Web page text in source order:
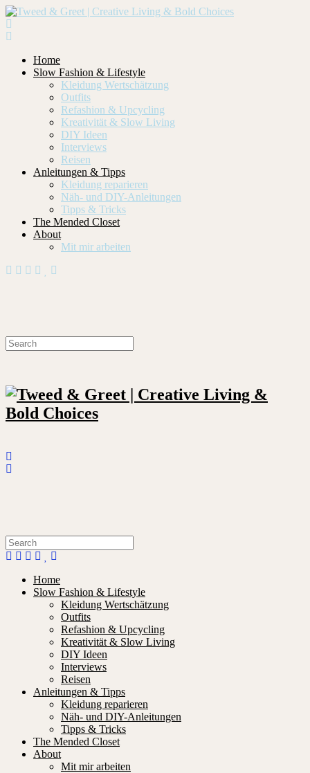
Home
Slow Fashion & Lifestyle
Kleidung Wertschätzung
Outfits
Refashion & Upcycling
Kreativität & Slow Living
DIY Ideen
Interviews
Reisen
Anleitungen & Tipps
Kleidung reparieren
Näh- und DIY-Anleitungen
Tipps & Tricks
The Mended Closet
About
Mit mir arbeiten
Home
Slow Fashion & Lifestyle
Kleidung Wertschätzung
Outfits
Refashion & Upcycling
Kreativität & Slow Living
DIY Ideen
Interviews
Reisen
Anleitungen & Tipps
Kleidung reparieren
Näh- und DIY-Anleitungen
Tipps & Tricks
The Mended Closet
About
Mit mir arbeiten